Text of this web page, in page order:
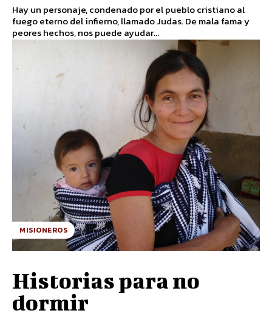
Hay un personaje, condenado por el pueblo cristiano al
fuego eterno del infierno, llamado Judas. De mala fama y
peores hechos, nos puede ayudar...
MISIONEROS
Historias para no
dormir